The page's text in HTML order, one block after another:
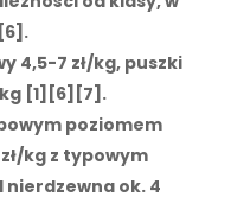
4,5-7 zł/kg, puszki
kg [1][6][7].
poziomem
kg z typowym
nierdzewna ok. 4